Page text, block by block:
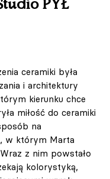
PYŁ
ceramiki była
i architektury
kierunku chce
miłość do ceramiki
na
w którym Marta
z nim powstało
kolorystyką,